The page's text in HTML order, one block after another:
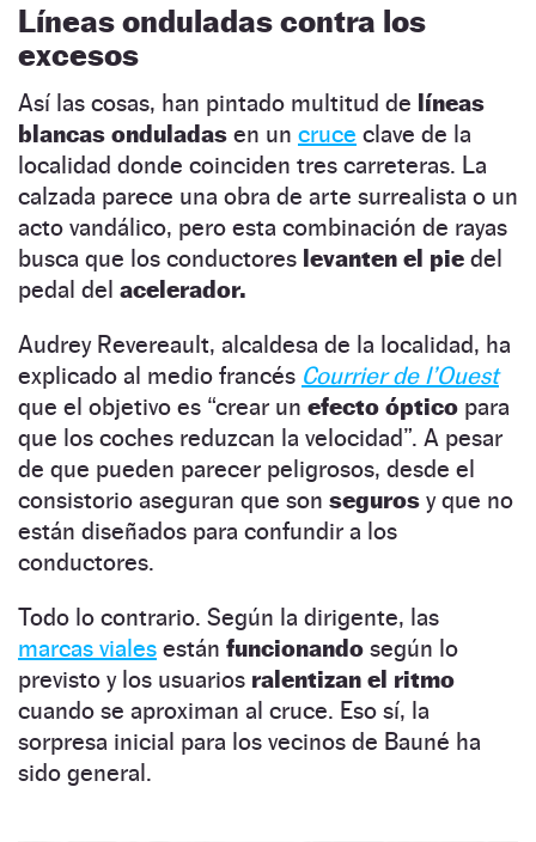
Líneas onduladas contra los
excesos
Así las cosas, han pintado multitud de líneas
blancas onduladas en un cruce clave de la
localidad donde coinciden tres carreteras. La
calzada parece una obra de arte surrealista o un
acto vandálico, pero esta combinación de rayas
busca que los conductores levanten el pie del
pedal del acelerador.
Audrey Revereault, alcaldesa de la localidad, ha
explicado al medio francés Courrier de l’Ouest
que el objetivo es “crear un efecto óptico para
que los coches reduzcan la velocidad”. A pesar
de que pueden parecer peligrosos, desde el
consistorio aseguran que son seguros y que no
están diseñados para confundir a los
conductores.
Todo lo contrario. Según la dirigente, las
marcas viales están funcionando según lo
previsto y los usuarios ralentizan el ritmo
cuando se aproximan al cruce. Eso sí, la
sorpresa inicial para los vecinos de Bauné ha
sido general.